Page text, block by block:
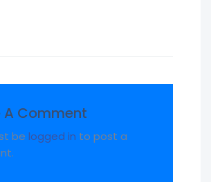
A Comment
be logged in to post a